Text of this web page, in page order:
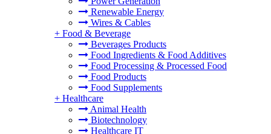
Renewable Energy
Wires & Cables
+ Food & Beverage
Beverages Products
Food Ingredients & Food Additives
Food Processing & Processed Food
Food Products
Food Supplements
+ Healthcare
Animal Health
Biotechnology
Healthcare IT